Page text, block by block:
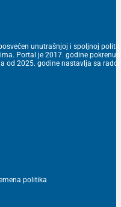
unutrašnjoj i spoljnoj
Portal je 2017. godine
a od 2025. godine nastavlja sa
politika